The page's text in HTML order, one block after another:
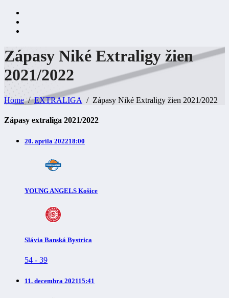
Zápasy Niké Extraligy žien
2021/2022
Home EXTRALIGA Zápasy Niké Extraligy žien 2021/2022
Zápasy extraliga 2021/2022
20. apríla 202218:00
YOUNG ANGELS Košice
Slávia Banská Bystrica
54 - 39
11. decembra 202115:41